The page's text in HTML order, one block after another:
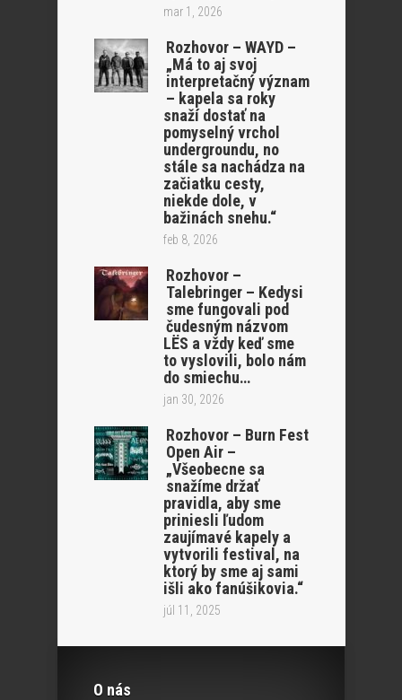
mar 1, 2026
Rozhovor – WAYD –
„Má to aj svoj
interpretačný význam
– kapela sa roky
snaží dostať na
pomyselný vrchol
undergroundu, no
stále sa nachádza na
začiatku cesty,
niekde dole, v
bažinách snehu.“
feb 8, 2026
Rozhovor –
Talebringer – Kedysi
sme fungovali pod
čudesným názvom
LËS a vždy keď sme
to vyslovili, bolo nám
do smiechu…
jan 30, 2026
Rozhovor – Burn Fest
Open Air –
„Všeobecne sa
snažíme držať
pravidla, aby sme
priniesli ľudom
zaujímavé kapely a
vytvorili festival, na
ktorý by sme aj sami
išli ako fanúšikovia.“
júl 11, 2025
O nás